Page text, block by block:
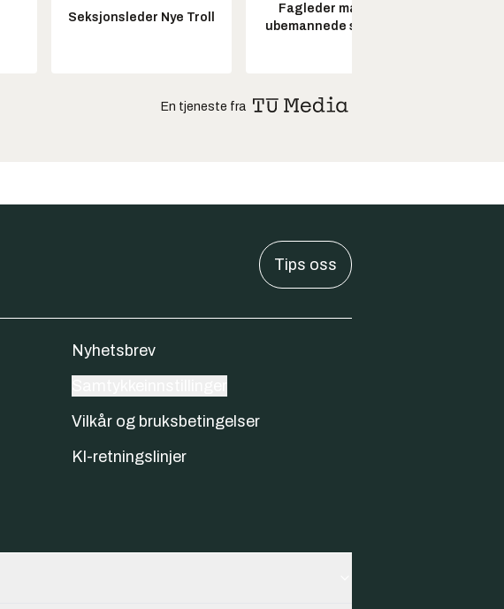
Seksjonsleder Nye Troll
Fagleder maritime
ubemannede systemer
En tjeneste fra
Tips oss
Nyhetsbrev
Vilkår og bruksbetingelser
KI-retningslinjer